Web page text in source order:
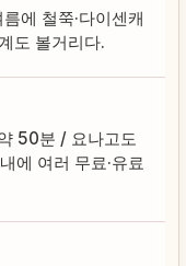
에 철쭉·다이센캐
도 볼거리다.
50분 / 요나고도
에 여러 무료·유료